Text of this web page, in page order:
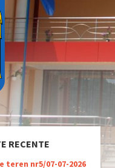
RECENTE
teren nr5/07-07-2026